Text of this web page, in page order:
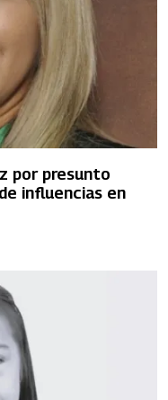
por presunto
influencias en